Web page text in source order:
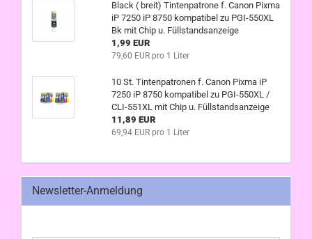
Black ( breit) Tintenpatrone f. Canon Pixma
iP 7250 iP 8750 kompatibel zu PGI-550XL
Bk mit Chip u. Füllstandsanzeige
1,99 EUR
79,60 EUR pro 1 Liter
10 St. Tintenpatronen f. Canon Pixma iP
7250 iP 8750 kompatibel zu PGI-550XL /
CLI-551XL mit Chip u. Füllstandsanzeige
11,89 EUR
69,94 EUR pro 1 Liter
Newsletter-Anmeldung